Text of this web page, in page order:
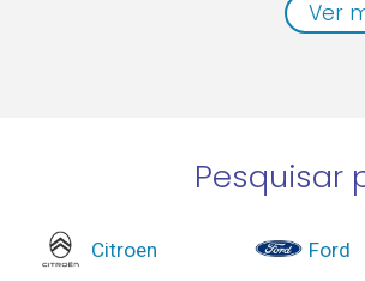
Ver
Pesquisar
Citroen Ford